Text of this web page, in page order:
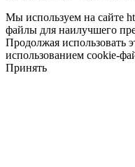
Мы используем на сайте
файлы для наилучшего
Продолжая использовать
использованием cookie-
Принять